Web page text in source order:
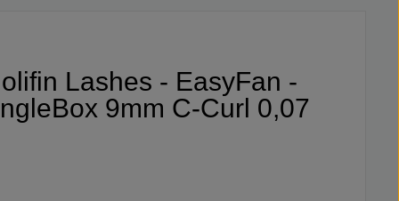
Lashes - EasyFan -
9mm C-Curl 0,07